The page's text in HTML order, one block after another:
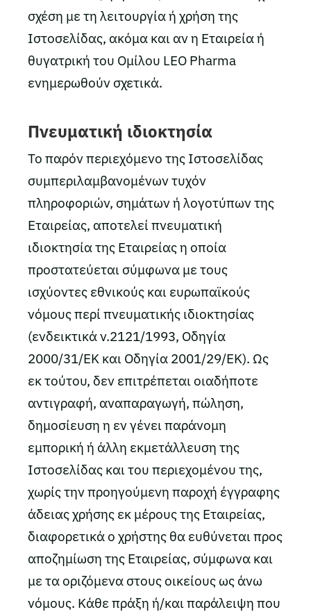
σχέση με τη λειτουργία ή χρήση της
Ιστοσελίδας, ακόμα και αν η Εταιρεία ή
θυγατρική του Ομίλου LEO Pharma
ενημερωθούν σχετικά.
Πνευματική ιδιοκτησία
Το παρόν περιεχόμενο της Ιστοσελίδας
συμπεριλαμβανομένων τυχόν
πληροφοριών, σημάτων ή λογοτύπων της
Εταιρείας, αποτελεί πνευματική
ιδιοκτησία της Εταιρείας η οποία
προστατεύεται σύμφωνα με τους
ισχύοντες εθνικούς και ευρωπαϊκούς
νόμους περί πνευματικής ιδιοκτησίας
(ενδεικτικά ν.2121/1993, Οδηγία
2000/31/ΕΚ και Οδηγία 2001/29/ΕΚ). Ως
εκ τούτου, δεν επιτρέπεται οιαδήποτε
αντιγραφή, αναπαραγωγή, πώληση,
δημοσίευση η εν γένει παράνομη
εμπορική ή άλλη εκμετάλλευση της
Ιστοσελίδας και του περιεχομένου της,
χωρίς την προηγούμενη παροχή έγγραφης
άδειας χρήσης εκ μέρους της Εταιρείας,
διαφορετικά ο χρήστης θα ευθύνεται προς
αποζημίωση της Εταιρείας, σύμφωνα και
με τα οριζόμενα στους οικείους ως άνω
νόμους. Κάθε πράξη ή/και παράλειψη που